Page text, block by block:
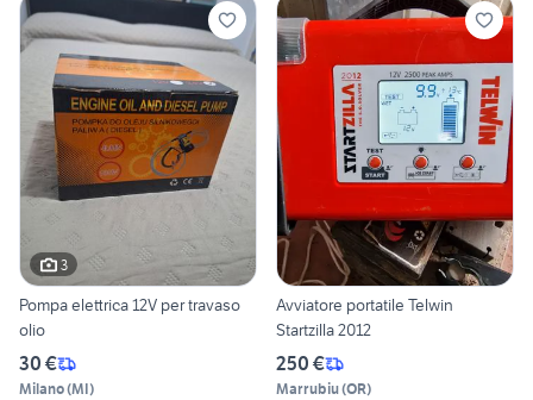
3
Pompa elettrica 12V per travaso
olio
30 €
Milano(MI)
Avviatore portatile Telwin
Startzilla 2012
250 €
Marrubiu(OR)